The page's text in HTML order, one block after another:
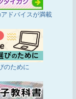
ドバイスが満載
のために